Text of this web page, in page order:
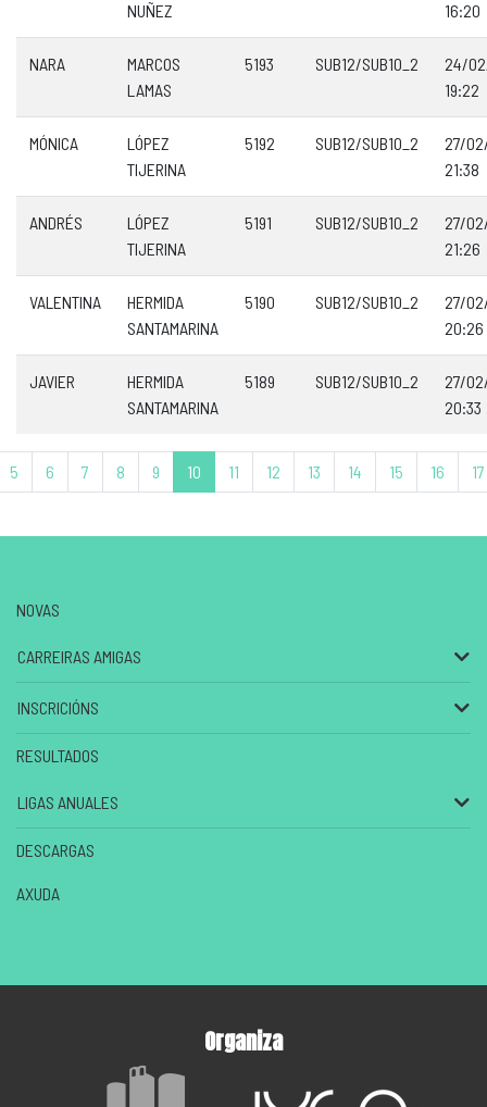
NUÑEZ 16:20
NARA
MARCOS
LAMAS
5193 SUB12/SUB10_2
24/
19:22
MÓNICA
LÓPEZ
TIJERINA
5192 SUB12/SUB10_2
27/
21:38
ANDRÉS
LÓPEZ
TIJERINA
5191 SUB12/SUB10_2
27/
21:26
VALENTINA
HERMIDA
SANTAMARINA
5190 SUB12/SUB10_2
27/
20:26
JAVIER
HERMIDA
SANTAMARINA
5189 SUB12/SUB10_2
27/
20:33
5 6 7 8 9 10 11 12 13 14 15 16 17
NOVAS
CARREIRAS AMIGAS
INSCRICIÓNS
RESULTADOS
LIGAS ANUALES
DESCARGAS
AXUDA
Organiza